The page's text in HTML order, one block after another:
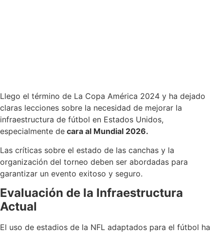
Llego el término de La Copa América 2024 y ha dejado
claras lecciones sobre la necesidad de mejorar la
infraestructura de fútbol en Estados Unidos,
especialmente de cara al Mundial 2026.
Las críticas sobre el estado de las canchas y la
organización del torneo deben ser abordadas para
garantizar un evento exitoso y seguro.
Evaluación de la Infraestructura
Actual
El uso de estadios de la NFL adaptados para el fútbol ha